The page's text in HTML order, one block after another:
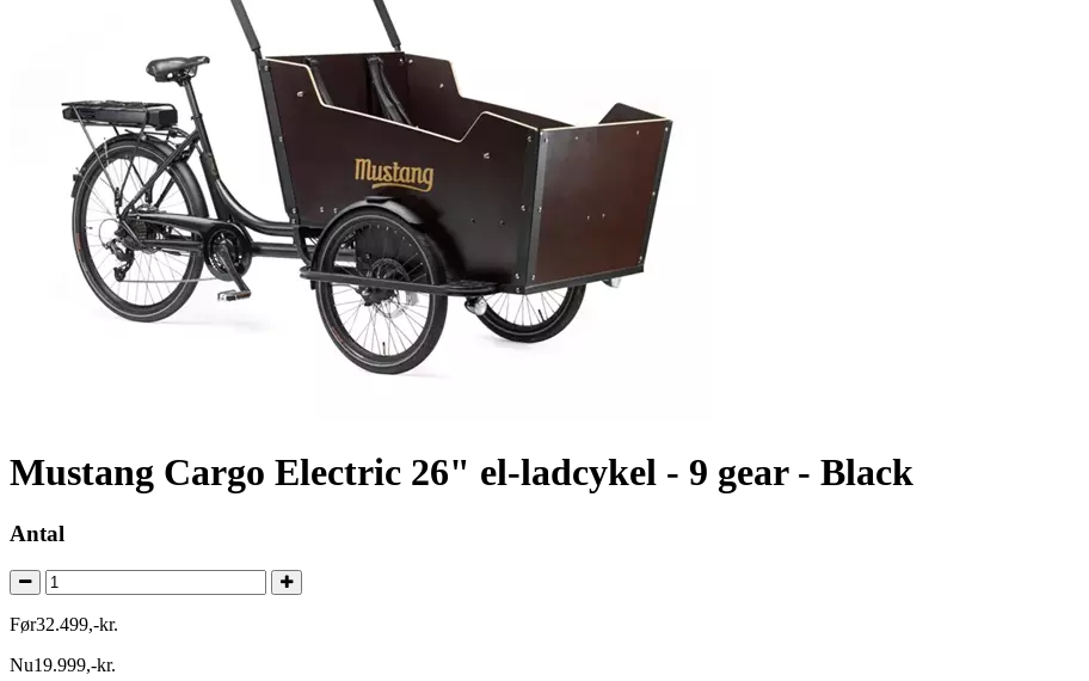
Mustang Cargo Electric 26" el-ladcykel - 9 gear - Black
Antal
Før32.499,-kr.
Nu19.999,-kr.